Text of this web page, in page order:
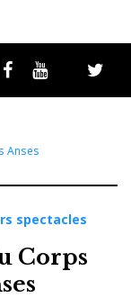
FacebookYoutubeLivestream
Anses
spectacles
Corps